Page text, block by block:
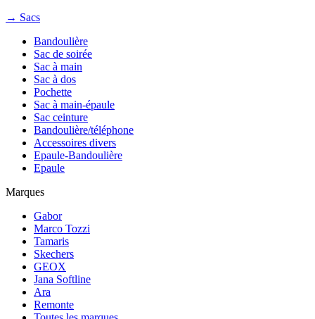
→ Sacs
Bandoulière
Sac de soirée
Sac à main
Sac à dos
Pochette
Sac à main-épaule
Sac ceinture
Bandoulière/téléphone
Accessoires divers
Epaule-Bandoulière
Epaule
Marques
Gabor
Marco Tozzi
Tamaris
Skechers
GEOX
Jana Softline
Ara
Remonte